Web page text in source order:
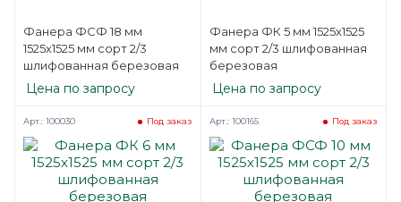
Фанера ФСФ 18 мм
1525х1525 мм сорт 2/3
шлифованная березовая
Цена по запросу
Фанера ФК 5 мм 1525х1525
мм сорт 2/3 шлифованная
березовая
Цена по запросу
Под заказ
Арт.: 100030 Под заказ
Арт.: 100165